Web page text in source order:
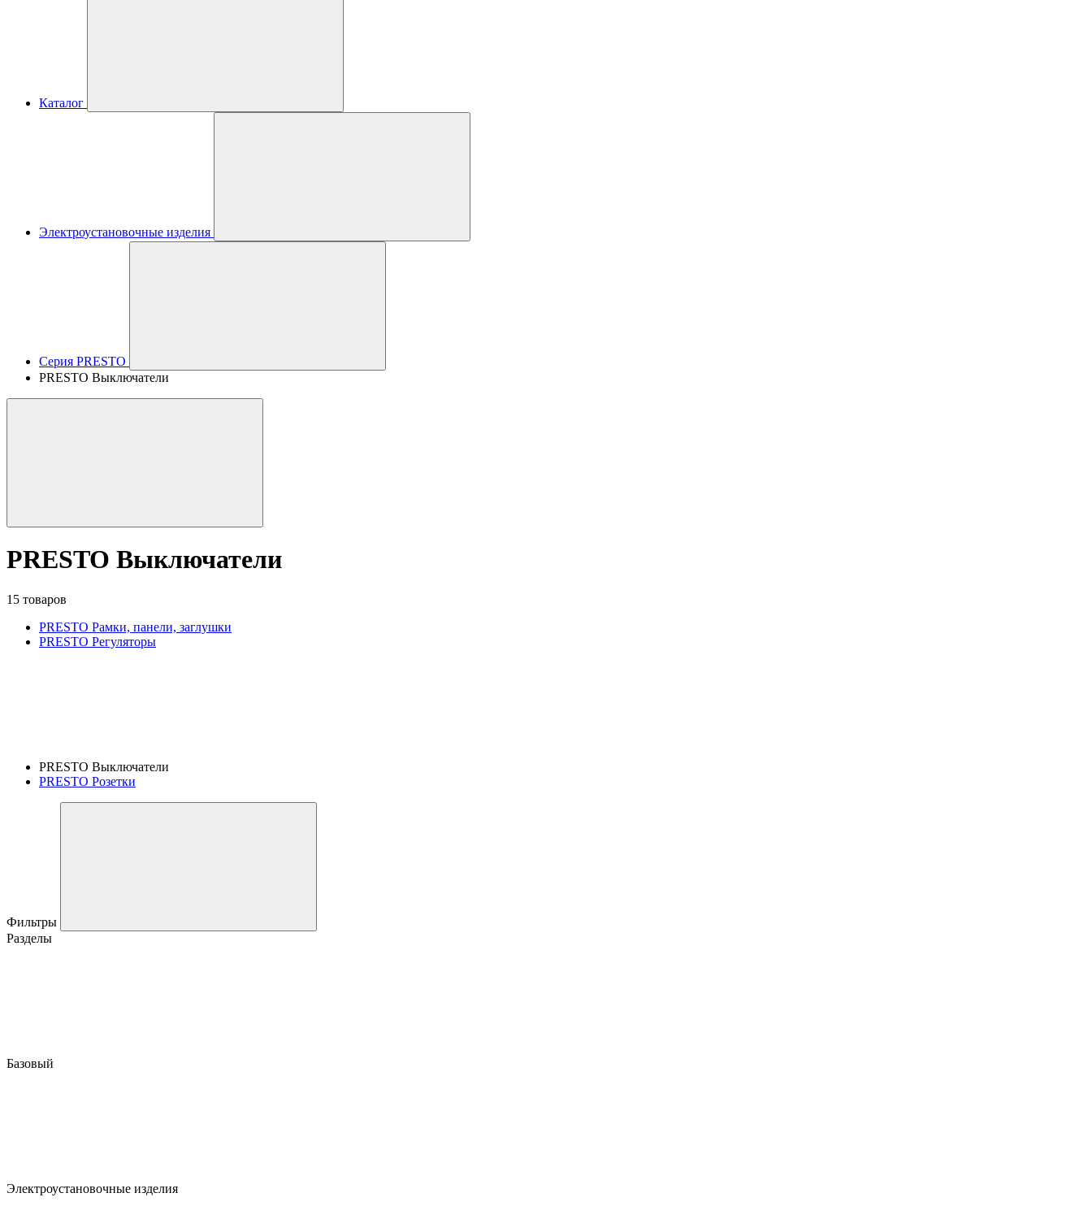
Каталог
Электроустановочные изделия
Серия PRESTO
PRESTO Выключатели
PRESTO Выключатели
15 товаров
PRESTO Рамки, панели, заглушки
PRESTO Регуляторы
PRESTO Выключатели
PRESTO Розетки
Фильтры
Разделы
Базовый
Электроустановочные изделия